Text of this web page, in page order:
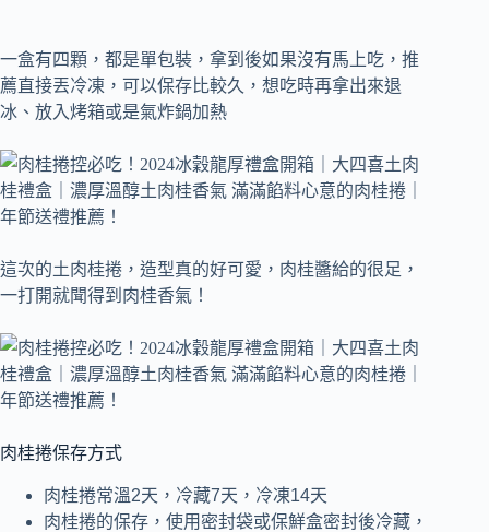
一盒有四顆，都是單包裝，拿到後如果沒有馬上吃，推
薦直接丟冷凍，可以保存比較久，想吃時再拿出來退
冰、放入烤箱或是氣炸鍋加熱
這次的土肉桂捲，造型真的好可愛，肉桂醬給的很足，
一打開就聞得到肉桂香氣！
肉桂捲保存方式
肉桂捲常溫2天，冷藏7天，冷凍14天
肉桂捲的保存，使用密封袋或保鮮盒密封後冷藏，